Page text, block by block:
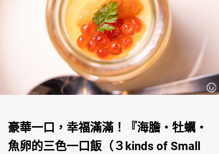
豪華一口，幸福滿滿！『海膽・牡蠣・
魚卵的三色一口飯（３kinds of Small